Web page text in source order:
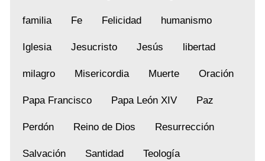
familia Fe Felicidad humanismo
Iglesia Jesucristo Jesús libertad
milagro Misericordia Muerte Oración
Papa Francisco Papa León XIV Paz
Perdón Reino de Dios Resurrección
Salvación Santidad Teología